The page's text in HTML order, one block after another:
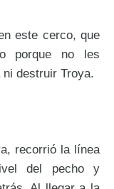
este cerco, que
porque no les
destruir Troya.
recorrió la línea
del pecho y